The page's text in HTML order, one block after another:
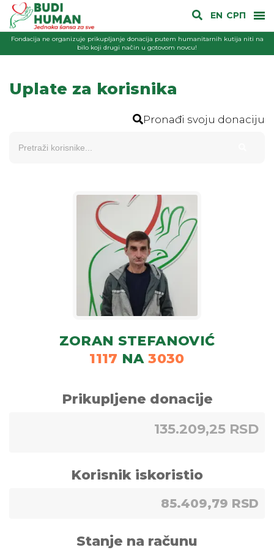
EN СРП
Fondacija ne organizuje prikupljanje donacija putem humanitarnih kutija niti na
bilo koji drugi način u gotovom novcu!
Uplate za korisnika
Pronađi svoju donaciju
ZORAN STEFANOVIĆ
1117 NA 3030
Prikupljene donacije
135.209,25 RSD
Korisnik iskoristio
85.409,79 RSD
Stanje na računu